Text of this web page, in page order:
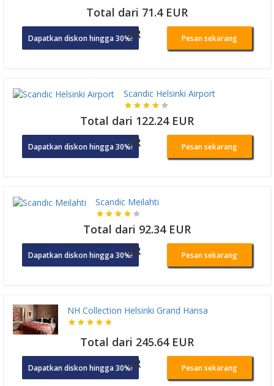
Total dari 71.4 EUR
Dapatkan diskon hingga 30%!OR Pesan sekarang
Scandic Helsinki Airport
Total dari 122.24 EUR
Dapatkan diskon hingga 30%!OR Pesan sekarang
Scandic Meilahti
Total dari 92.34 EUR
Dapatkan diskon hingga 30%!OR Pesan sekarang
NH Collection Helsinki Grand Hansa
Total dari 245.64 EUR
Dapatkan diskon hingga 30%!OR Pesan sekarang